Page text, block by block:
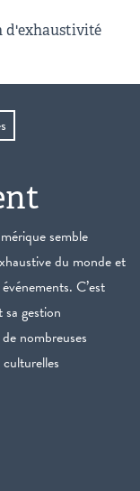
d'exhaustivité
semble
du monde et
C’est
gestion
nombreuses